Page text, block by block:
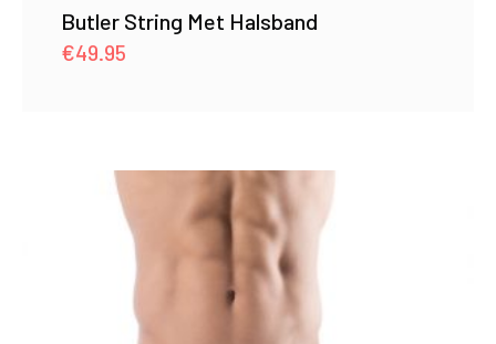
Butler String Met Halsband
€49.95